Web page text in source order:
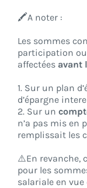
🖍️A noter :
Les sommes
participation ou
affectées avant
1. Sur un plan
d’épargne
2. Sur un
n’a pas mis en
remplissait les
⚠️En revanche,
pour les
salariale en vue